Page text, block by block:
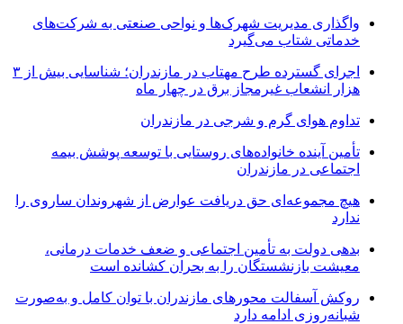
واگذاری مدیریت شهرک‌ها و نواحی صنعتی به شرکت‌های
خدماتی شتاب می‌گیرد
اجرای گسترده طرح مهتاب در مازندران؛ شناسایی بیش از ۳
هزار انشعاب غیرمجاز برق در چهار ماه
تداوم هوای گرم و شرجی در مازندران
تأمین آینده خانواده‌های روستایی با توسعه پوشش بیمه
اجتماعی در مازندران
هیچ مجموعه‌ای حق دریافت عوارض از شهروندان ساروی را
ندارد
بدهی دولت به تأمین اجتماعی و ضعف خدمات درمانی،
معیشت بازنشستگان را به بحران کشانده است
روکش آسفالت محورهای مازندران با توان کامل و به‌صورت
شبانه‌روزی ادامه دارد